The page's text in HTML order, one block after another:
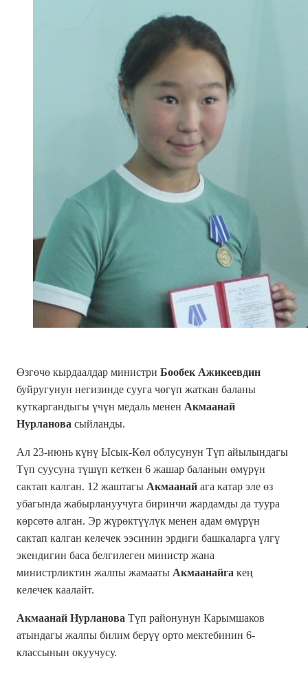
Өзгөчө кырдаалдар министри Бообек Ажикеевдин
буйругунун негизинде сууга чөгүп жаткан баланы
куткаргандыгы үчүн медаль менен Акмаанай
Нурланова сыйланды.
Ал 23-июнь күнү Ысык-Көл облусунун Түп айылындагы
Түп суусуна түшүп кеткен 6 жашар баланын өмүрүн
сактап калган. 12 жаштагы Акмаанай ага катар эле өз
убагында жабырлануучуга биринчи жардамды да туура
көрсөтө алган. Эр жүрөктүүлүк менен адам өмүрүн
сактап калган келечек ээсинин эрдиги башкаларга үлгү
экендигин баса белгилеген министр жана
министрликтин жалпы жамааты Акмаанайга кең
келечек каалайт.
Акмаанай Нурланова Түп районунун Карымшаков
атындагы жалпы билим берүү орто мектебинин 6-
классынын окуучусу.